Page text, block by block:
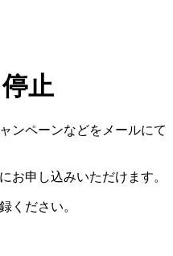
止
ンペーンなどをメールにて
お申し込みいただけます。
ください。